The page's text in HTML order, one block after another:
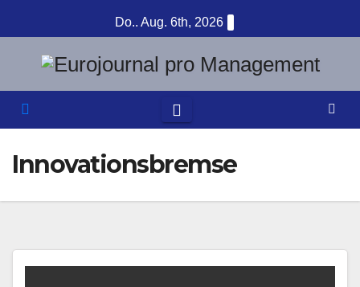
Inhalt
springen
Do.. Aug. 6th, 2026
Innovationsbremse